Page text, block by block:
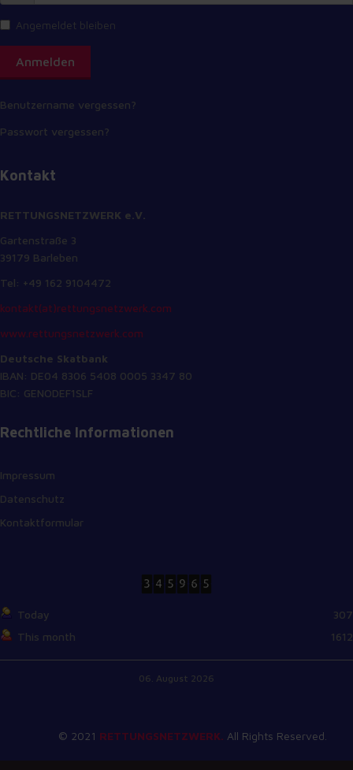
Angemeldet bleiben
Anmelden
Benutzername vergessen?
Passwort vergessen?
Kontakt
RETTUNGSNETZWERK e.V.
Gartenstraße 3
39179 Barleben
Tel: +49 162 9104472
kontakt(at)rettungsnetzwerk.com
www.rettungsnetzwerk.com
Deutsche Skatbank
IBAN: DE04 8306 5408 0005 3347 80
BIC: GENODEF1SLF
Rechtliche Informationen
Impressum
Datenschutz
Kontaktformular
Today
307
This month
1612
06. August 2026
© 2021 RETTUNGSNETZWERK. All Rights Reserved.